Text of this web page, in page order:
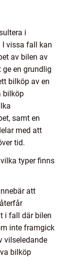
i
I vissa fall kan
av bilen av
en grundlig
bilköp av en
bilköp
samt en
med att
tid.
typer finns
att
i fall där bilen
inte framgick
vilseledande
bilköp